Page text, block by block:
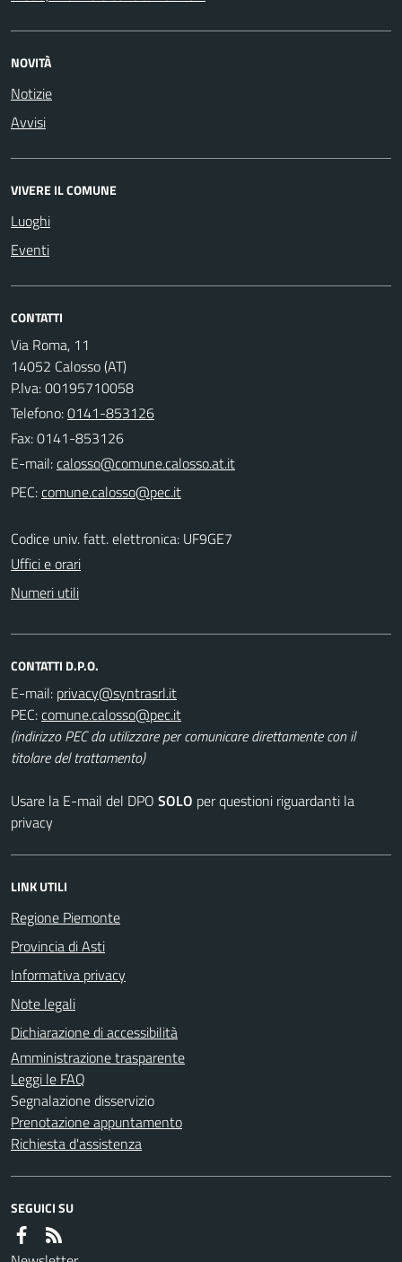
NOVITÀ
Notizie
Avvisi
VIVERE IL COMUNE
Luoghi
Eventi
CONTATTI
Via Roma, 11
14052 Calosso (AT)
P.Iva: 00195710058
Telefono:0141-853126
Fax: 0141-853126
E-mail:
PEC:
Codice univ. fatt. elettronica: UF9GE7
Uffici e orari
Numeri utili
CONTATTI D.P.O.
E-mail:
PEC:
(indirizzo PEC da utilizzare per comunicare direttamente con il
titolare del trattamento)
Usare la E-mail del DPO SOLO per questioni riguardanti la
privacy
LINK UTILI
Regione Piemonte
Provincia di Asti
Informativa privacy
Note legali
Dichiarazione di accessibilità
Amministrazione trasparente
Leggi le FAQ
Segnalazione disservizio
Prenotazione appuntamento
Richiesta d'assistenza
SEGUICI SU